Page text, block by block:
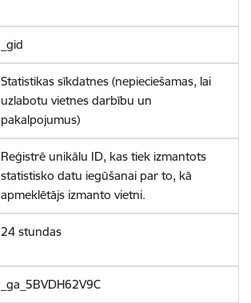
_gid
Statistikas sīkdatnes (nepieciešamas, lai
uzlabotu vietnes darbību un
pakalpojumus)
Reģistrē unikālu ID, kas tiek izmantots
statistisko datu iegūšanai par to, kā
apmeklētājs izmanto vietni.
24 stundas
_ga_5BVDH62V9C